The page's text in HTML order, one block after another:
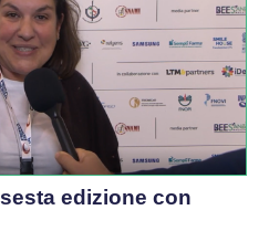
edizione con